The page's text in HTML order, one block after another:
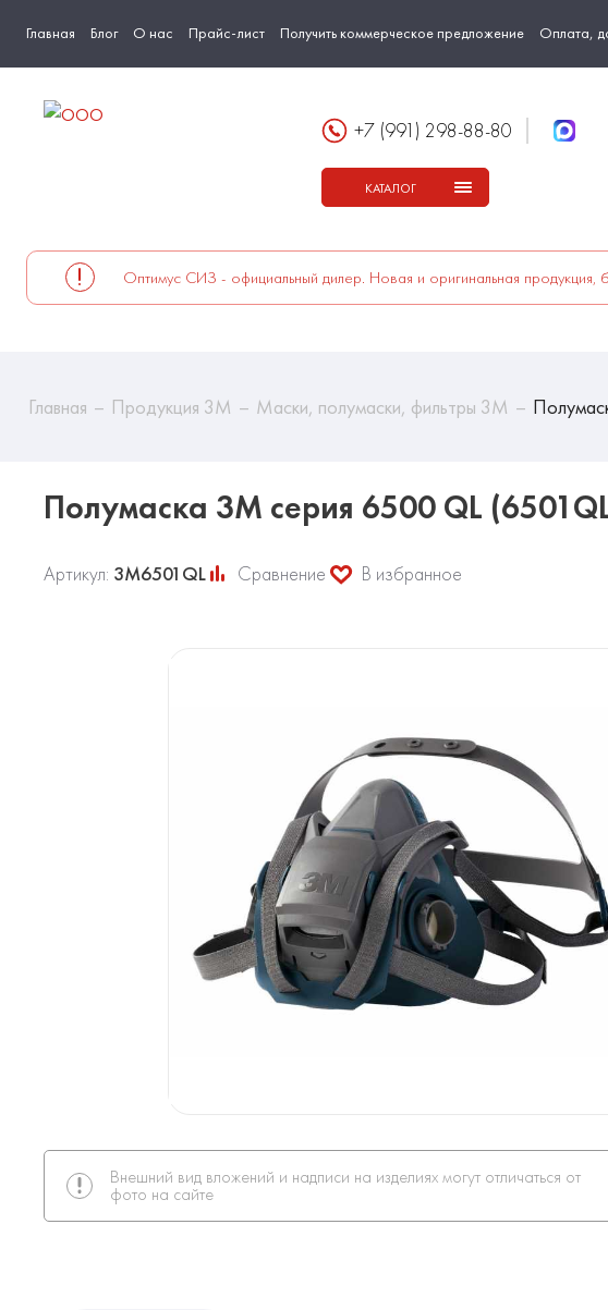
Главная Блог О нас Прайс-лист Получить коммерческое предложение Оплата,
+7 (991) 298-88-80
КАТАЛОГ
Оптимус СИЗ - официальный дилер. Новая и оригинальная продукция,
Главная Продукция 3М Маски, полумаски, фильтры 3М
Полумаска 3М серия 6500 QL
Артикул: 3М6501QL Сравнение В избранное
Внешний вид вложений и надписи на изделиях могут отличаться от
фото на сайте